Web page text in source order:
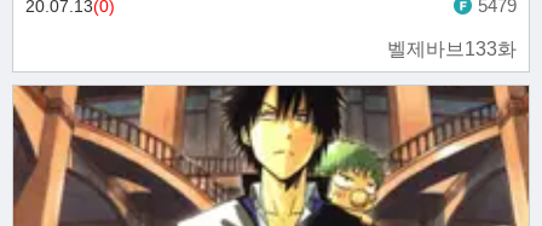
벨제바브133화
20.07.13(0) 5479